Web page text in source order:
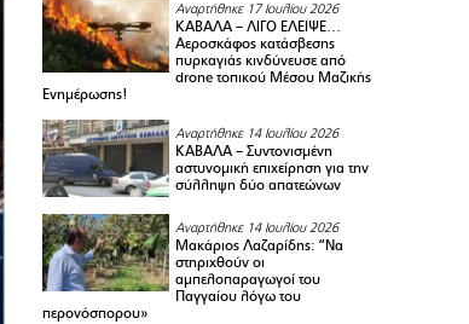
Αναρτήθηκε 17 Ιουλίου 2026
ΚΑΒΑΛΑ – ΛΙΓΟ ΕΛΕΙΨΕ…
Αεροσκάφος κατάσβεσης
πυρκαγιάς κινδύνευσε από
drone τοπικού Μέσου Μαζικής
Ενημέρωσης!
Αναρτήθηκε 14 Ιουλίου 2026
ΚΑΒΑΛΑ – Συντονισμένη
αστυνομική επιχείρηση για την
σύλληψη δύο απατεώνων
Αναρτήθηκε 14 Ιουλίου 2026
Μακάριος Λαζαρίδης: “Να
στηριχθούν οι
αμπελοπαραγωγοί του
Παγγαίου λόγω του
περονόσπορου»